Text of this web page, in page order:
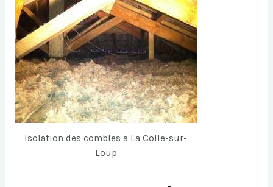
Isolation des combles a La Colle-sur-
Loup